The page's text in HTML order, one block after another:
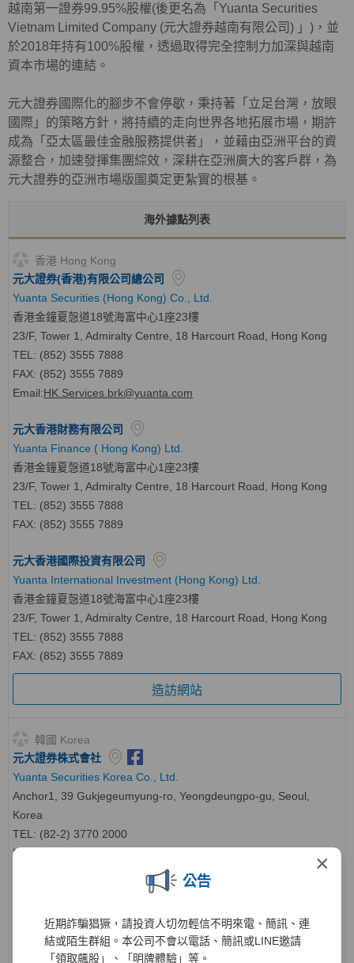
×
公告
近期詐騙猖獗，請投資人切勿輕信不明來電、簡訊、連
結或陌生群組。本公司不會以電話、簡訊或LINE邀請
「領取飆股」、「明牌體驗」等。
越南第一證券99.95%股權(後更名為「Yuanta Securities
Vietnam Limited Company (元大證券越南有限公司) 」)，並
於2018年持有100%股權，透過取得完全控制力加深與越南
資本市場的連結。
元大證券國際化的腳步不會停歇，秉持著「立足台灣，放眼
國際」的策略方針，將持續的走向世界各地拓展市場，期許
成為「亞太區最佳金融服務提供者」，並藉由亞洲平台的資
源整合，加速發揮集團綜效，深耕在亞洲廣大的客戶群，為
元大證券的亞洲市場版圖奠定更紮實的根基。
海外據點列表
造訪網站
香港 Hong Kong
元大證券(香港)有限公司總公司
Yuanta Securities (Hong Kong) Co., Ltd.
香港金鐘夏愨道18號海富中心1座23樓
23/F, Tower 1, Admiralty Centre, 18 Harcourt Road, Hong Kong
TEL: (852) 3555 7888
FAX: (852) 3555 7889
Email:HK.Services.brk@yuanta.com
元大香港財務有限公司
Yuanta Finance ( Hong Kong) Ltd.
香港金鐘夏愨道18號海富中心1座23樓
23/F, Tower 1, Admiralty Centre, 18 Harcourt Road, Hong Kong
TEL: (852) 3555 7888
FAX: (852) 3555 7889
元大香港國際投資有限公司
Yuanta International Investment (Hong Kong) Ltd.
香港金鐘夏愨道18號海富中心1座23樓
23/F, Tower 1, Admiralty Centre, 18 Harcourt Road, Hong Kong
TEL: (852) 3555 7888
FAX: (852) 3555 7889
韓國 Korea
元大證券株式會社
Yuanta Securities Korea Co., Ltd.
Anchor1, 39 Gukjegeumyung-ro, Yeongdeungpo-gu, Seoul,
Korea
TEL: (82-2) 3770 2000
FAX: (82-2) 3770 2012
(82-2) 2012-8002
元大投資株式會社
Yuanta Investment Co., Ltd.